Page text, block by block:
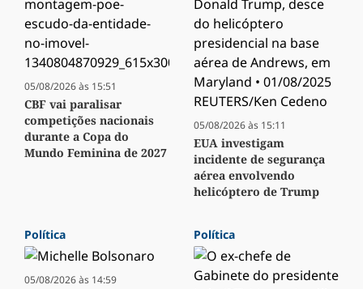
05/08/2026 às 15:51
CBF vai paralisar
competições nacionais
durante a Copa do
Mundo Feminina de 2027
05/08/2026 às 15:11
EUA investigam
incidente de segurança
aérea envolvendo
helicóptero de Trump
Política
05/08/2026 às 14:59
Política